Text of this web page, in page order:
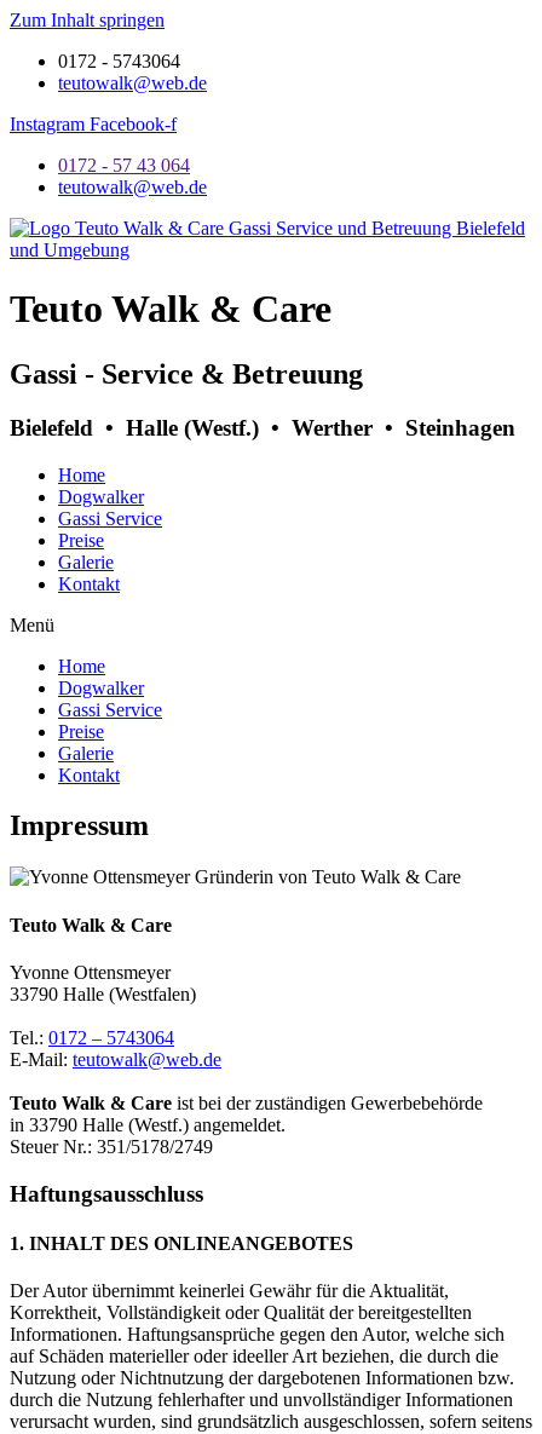
Zum Inhalt springen
0172 - 5743064
teutowalk@web.de
Instagram Facebook-f
0172 - 57 43 064
teutowalk@web.de
Teuto Walk & Care
Gassi - Service & Betreuung
Bielefeld • Halle (Westf.) • Werther • Steinhagen
Home
Dogwalker
Gassi Service
Preise
Galerie
Kontakt
Menü
Home
Dogwalker
Gassi Service
Preise
Galerie
Kontakt
Impressum
Teuto Walk & Care
Yvonne Ottensmeyer
33790 Halle (Westfalen)
Tel.: 0172 – 5743064
E-Mail: teutowalk@web.de
Teuto Walk & Care ist bei der zuständigen Gewerbebehörde
in 33790 Halle (Westf.) angemeldet.
Steuer Nr.: 351/5178/2749
Haftungsausschluss
1. INHALT DES ONLINEANGEBOTES
Der Autor übernimmt keinerlei Gewähr für die Aktualität,
Korrektheit, Vollständigkeit oder Qualität der bereitgestellten
Informationen. Haftungsansprüche gegen den Autor, welche sich
auf Schäden materieller oder ideeller Art beziehen, die durch die
Nutzung oder Nichtnutzung der dargebotenen Informationen bzw.
durch die Nutzung fehlerhafter und unvollständiger Informationen
verursacht wurden, sind grundsätzlich ausgeschlossen, sofern seitens